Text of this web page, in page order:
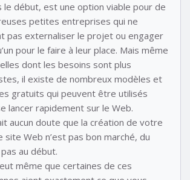
le début, est une option viable pour de
petites entreprises qui ne
pas externaliser le projet ou engager
pour le faire à leur place. Mais même
dont les besoins sont plus
il existe de nombreux modèles et
gratuits qui peuvent être utilisés
lancer rapidement sur le Web.
aucun doute que la création de votre
site Web n’est pas bon marché, du
au début.
même que certaines de ces